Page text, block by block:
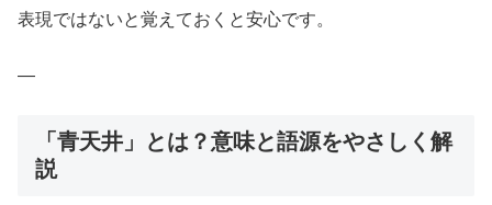
表現ではないと覚えておくと安心です。
—
「青天井」とは？意味と語源をやさしく解
説